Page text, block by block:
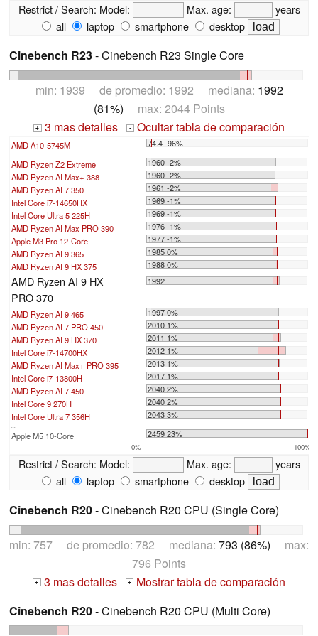
Restrict / Search: Model: Max. age:
years
all
laptop smartphone desktop
Cinebench R23- Cinebench R23 Single Core
min: 1939 de promedio: 1992 mediana: 1992
(81%) max: 2044 Points
+ 3 mas detalles - Ocultar tabla de comparación
AMD A10-5745M 74.4 -96%
AMD Ryzen Z2 Extreme
1960 -2%
AMD Ryzen AI Max+ 388
1960 -2%
AMD Ryzen AI 7 350
1961 -2%
Intel Core i7-14650HX
1969 -1%
Intel Core Ultra 5 225H
1969 -1%
AMD Ryzen AI Max PRO 390
1976 -1%
Apple M3 Pro 12-Core
1977 -1%
AMD Ryzen AI 9 365
1985 0%
AMD Ryzen AI 9 HX 375
1988 0%
AMD Ryzen AI 9 HX
PRO 370
1992
AMD Ryzen AI 9 465
1997 0%
AMD Ryzen AI 7 PRO 450
2010 1%
AMD Ryzen AI 9 HX 370
2011 1%
Intel Core i7-14700HX
2012 1%
AMD Ryzen AI Max+ PRO 395
2013 1%
Intel Core i7-13800H
2017 1%
AMD Ryzen AI 7 450
2040 2%
Intel Core 9 270H
2040 2%
Intel Core Ultra 7 356H
2043 3%
Apple M5 10-Core 2459 23%
0% 100%
Restrict / Search: Model: Max. age:
years
all
laptop smartphone desktop
Cinebench R20- Cinebench R20 CPU (Single Core)
min: 757 de promedio: 782 mediana: 793 (86%) max:
796 Points
+ 3 mas detalles +
Mostrar tabla de comparación
Cinebench R20- Cinebench R20 CPU (Multi Core)